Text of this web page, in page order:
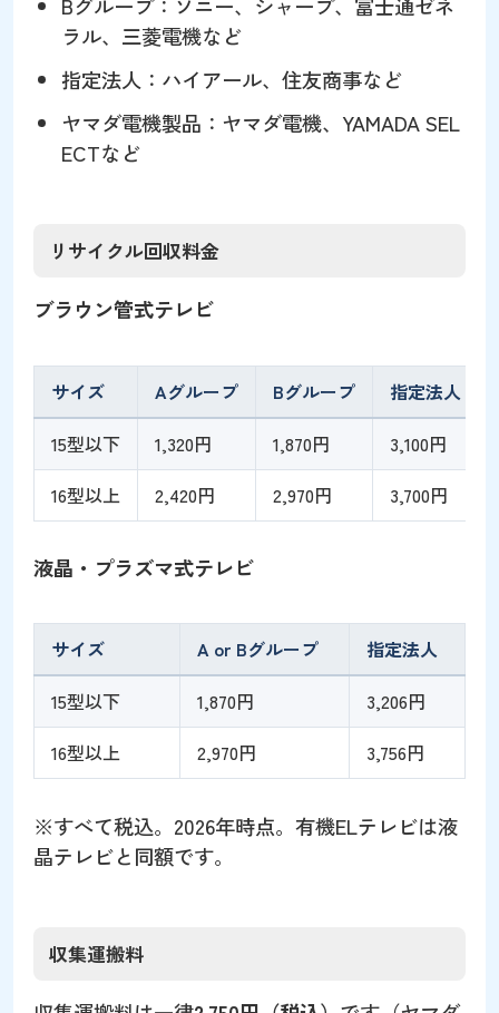
Bグループ：ソニー、シャープ、富士通ゼネ
ラル、三菱電機など
指定法人：ハイアール、住友商事など
ヤマダ電機製品：ヤマダ電機、YAMADA SEL
ECTなど
リサイクル回収料金
ブラウン管式テレビ
サイズ Aグループ Bグループ 指定法人
15型以下
1,320円 1,870円 3,100円
16型以上
2,420円 2,970円 3,700円
液晶・プラズマ式テレビ
サイズ A or Bグループ
指定法人
15型以下
1,870円
3,206円
16型以上
2,970円 3,756円
※すべて税込。2026年時点。有機ELテレビは液
晶テレビと同額です。
収集運搬料